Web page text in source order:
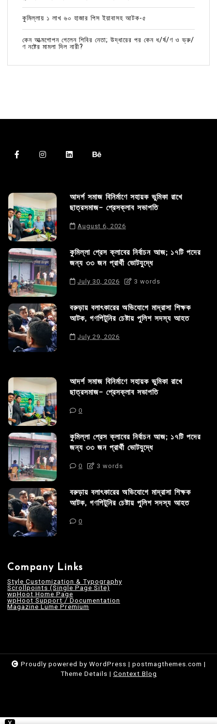
কুমিল্লায় ১ লাখ ৬০ হাজার পিস ইয়াবাসহ আটক-৫
কেন আত্মগোপন গেলেন শিবির নেতা; উদ্ধারের পর কেন ধ/র্ষ/ণ ও ভ্রু/
ণ নষ্টের মামলা দিল নারী?
আদর্শ সমাজ বিনির্মাণে সহায়ক ভুমিকা রাখে
ছাত্রসমাজ- প্রেসক্লাব সভাপতি
August 6, 2026
কুমিল্লা প্রেস ক্লাবের নির্বাচন আজ; ১৭টি পদের
জন্য ৩৩ জন প্রার্থী ভোটযুদ্ধে
July 30, 2026 3 words
বরুড়ায় বলাৎকারের অভিযোগে মাদ্রাসা শিক্ষক
আটক, গণপিটুনির চেষ্টায় পুলিশ সদস্য আহত
July 29, 2026
আদর্শ সমাজ বিনির্মাণে সহায়ক ভুমিকা রাখে
ছাত্রসমাজ- প্রেসক্লাব সভাপতি
0
কুমিল্লা প্রেস ক্লাবের নির্বাচন আজ; ১৭টি পদের
জন্য ৩৩ জন প্রার্থী ভোটযুদ্ধে
0 3 words
বরুড়ায় বলাৎকারের অভিযোগে মাদ্রাসা শিক্ষক
আটক, গণপিটুনির চেষ্টায় পুলিশ সদস্য আহত
0
Company Links
Style Customization & Typography
Scrollpoints (Single Page Site)
wpHoot Home Page
wpHoot Support / Documentation
Magazine Lume Premium
Proudly powered by WordPress | postmagthemes.com |
Theme Details | Context Blog